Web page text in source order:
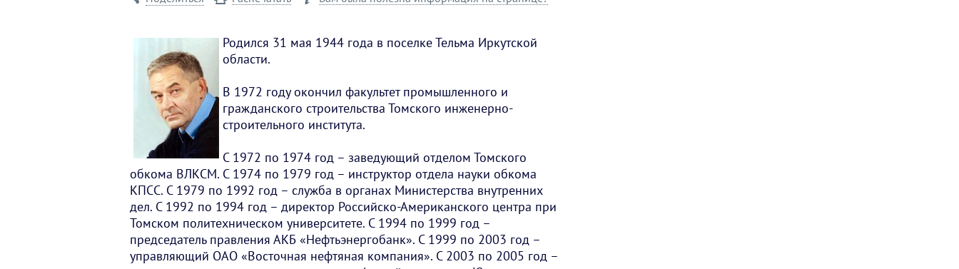
Родился 31 мая 1944 года в поселке Тельма Иркутской
области.
В 1972 году окончил факультет промышленного и
гражданского строительства Томского инженерно-
строительного института.
С 1972 по 1974 год – заведующий отделом Томского
обкома ВЛКСМ. С 1974 по 1979 год – инструктор отдела науки обкома
КПСС. С 1979 по 1992 год – служба в органах Министерства внутренних
дел. С 1992 по 1994 год – директор Российско-Американского центра при
Томском политехническом университете. С 1994 по 1999 год –
председатель правления АКБ «Нефтьэнергобанк». С 1999 по 2003 год –
управляющий ОАО «Восточная нефтяная компания». С 2003 по 2005 год –